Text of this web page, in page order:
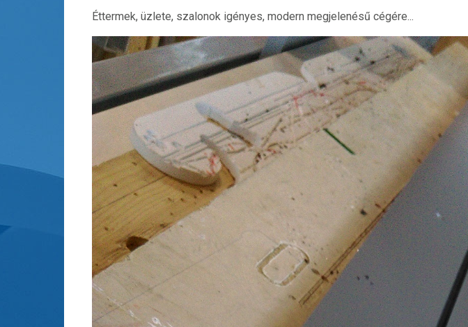
Éttermek, üzlete, szalonok igényes, modern megjelenésű cégére...